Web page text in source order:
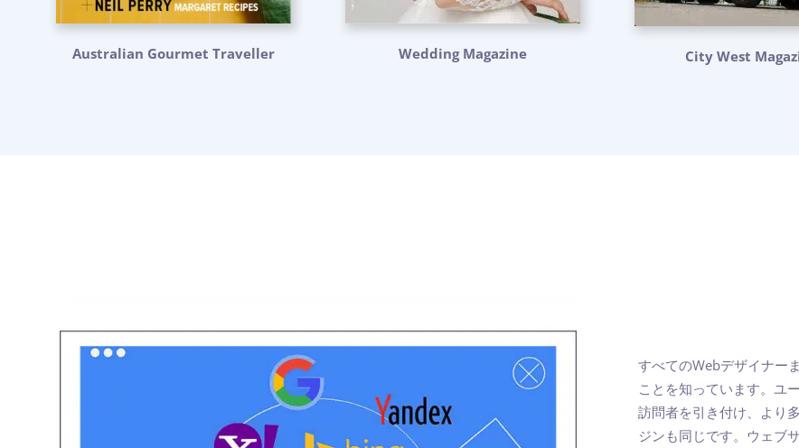
Australian Gourmet Traveller Wedding Magazine City West
すべてのWebデザイナー
ことを知っています。ユ
訪問者を引き付け、より
ジンも同じです。ウェブ